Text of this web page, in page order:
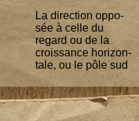
La direc­tion oppo­
sée à celle du
regard ou de la
crois­sance hori­zon­
tale, ou le pôle sud